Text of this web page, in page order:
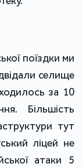
поїздки ми
селище
за 10
Більшість
тут
ліцей не
атаки 5